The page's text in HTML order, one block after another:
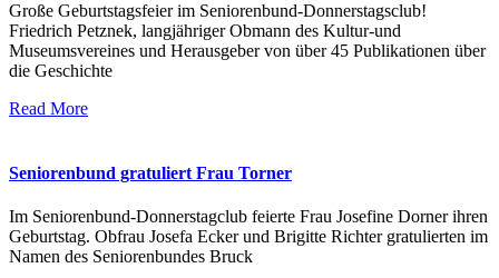
Große Geburtstagsfeier im Seniorenbund-Donnerstagsclub!
Friedrich Petznek, langjähriger Obmann des Kultur-und
Museumsvereines und Herausgeber von über 45 Publikationen über
die Geschichte
Read More
Seniorenbund gratuliert Frau Torner
Im Seniorenbund-Donnerstagclub feierte Frau Josefine Dorner ihren
Geburtstag. Obfrau Josefa Ecker und Brigitte Richter gratulierten im
Namen des Seniorenbundes Bruck